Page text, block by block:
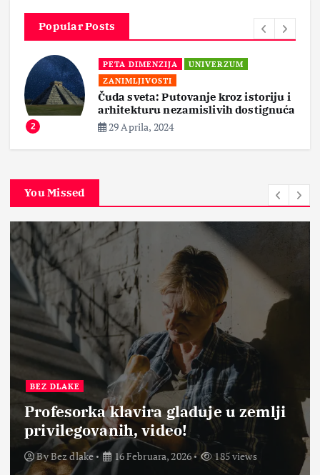
Popular Posts
2
PETA DIMENZIJA
UNIVERZUM
ZANIMLJIVOSTI
Čuda sveta: Putovanje kroz istoriju i
arhitekturu nezamislivih dostignuća
29 Aprila, 2024
You Missed
BEZ DLAKE
Profesorka klavira gladuje u zemlji
privilegovanih, video!
ByBez dlake 16 Februara, 2026 185 views